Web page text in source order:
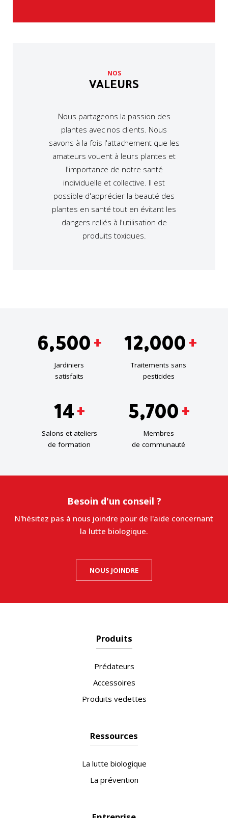
NOS
VALEURS
Nous partageons la passion des
plantes avec nos clients. Nous
savons à la fois l'attachement que les
amateurs vouent à leurs plantes et
l'importance de notre santé
individuelle et collective. Il est
possible d'apprécier la beauté des
plantes en santé tout en évitant les
dangers reliés à l'utilisation de
produits toxiques.
6,500 +
Jardiniers
satisfaits
12,000 +
Traitements sans
pesticides
14 +
Salons et ateliers
de formation
5,700 +
Membres
de communauté
Besoin d'un conseil ?
N'hésitez pas à nous joindre pour de l'aide concernant
la lutte biologique.
NOUS JOINDRE
Produits
Prédateurs
Accessoires
Produits vedettes
Ressources
La lutte biologique
La prévention